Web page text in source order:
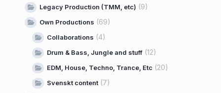
Legacy Production (TMM, etc) (9)
Own Productions (69)
Collaborations (4)
Drum & Bass, Jungle and stuff (12)
EDM, House, Techno, Trance, Etc (20)
Svenskt content(7)